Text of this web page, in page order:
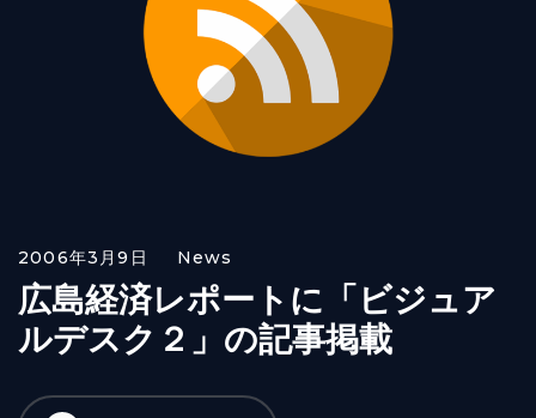
2006年3月9日 News
広島経済レポートに「ビジュア
ルデスク２」の記事掲載